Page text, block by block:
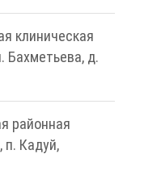
клиническая
Бахметьева, д.
районная
п. Кадуй,